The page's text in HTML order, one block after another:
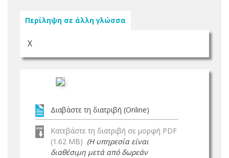
Περίληψη σε άλλη γλώσσα
Χ
Διαβάστε τη διατριβή (Online)
Κατεβάστε τη διατριβή σε μορφή PDF
(1.62 MB) (Η υπηρεσία είναι
διαθέσιμη μετά από δωρεάν